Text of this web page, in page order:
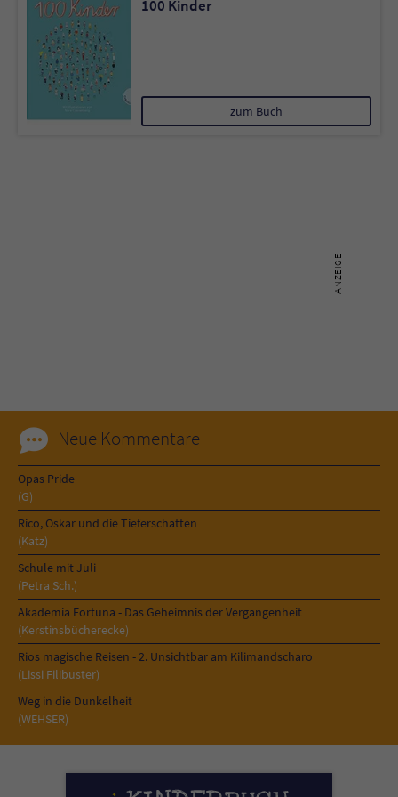
100 Kinder
zum Buch
Neue Kommentare
Opas Pride
(G)
Rico, Oskar und die Tieferschatten
(Katz)
Schule mit Juli
(Petra Sch.)
Akademia Fortuna - Das Geheimnis der Vergangenheit
(Kerstinsbücherecke)
Rios magische Reisen - 2. Unsichtbar am Kilimandscharo
(Lissi Filibuster)
Weg in die Dunkelheit
(WEHSER)
Sicherheitscode des Kontaktformulars zu